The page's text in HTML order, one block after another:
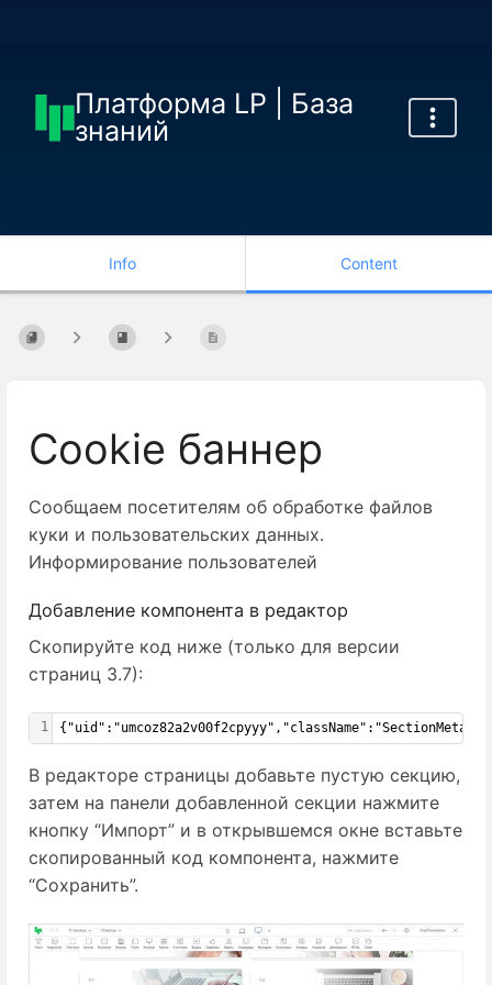
Платформа LP | База
знаний
Info Content
Cookie баннер
Cообщаем посетителям об обработке файлов
куки и пользовательских данных.
Информирование пользователей
Добавление компонента в редактор
Скопируйте код ниже (только для версии
страниц 3.7):
1 {
В редакторе страницы добавьте пустую секцию,
затем на панели добавленной секции нажмите
кнопку “Импорт” и в открывшемся окне вставьте
скопированный код компонента, нажмите
“Сохранить”.